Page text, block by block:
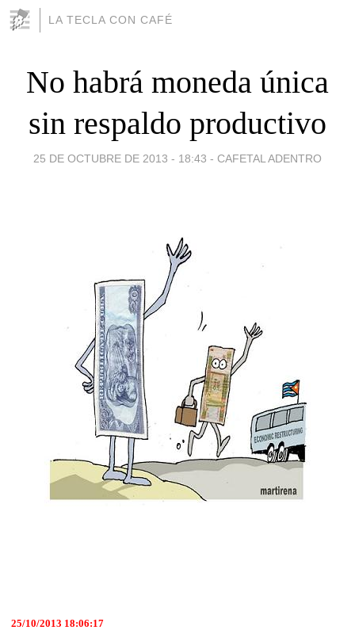
LA TECLA CON CAFÉ
No habrá moneda única
sin respaldo productivo
25 DE OCTUBRE DE 2013 - 18:43 - CAFETAL ADENTRO
25/10/2013 18:06:17